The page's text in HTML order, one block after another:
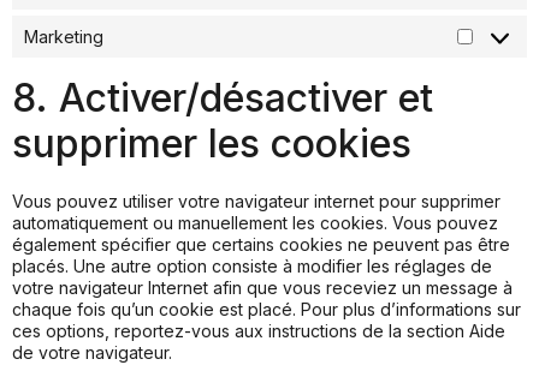
Marketing
8. Activer/désactiver et
supprimer les cookies
Vous pouvez utiliser votre navigateur internet pour supprimer
automatiquement ou manuellement les cookies. Vous pouvez
également spécifier que certains cookies ne peuvent pas être
placés. Une autre option consiste à modifier les réglages de
votre navigateur Internet afin que vous receviez un message à
chaque fois qu’un cookie est placé. Pour plus d’informations sur
ces options, reportez-vous aux instructions de la section Aide
de votre navigateur.